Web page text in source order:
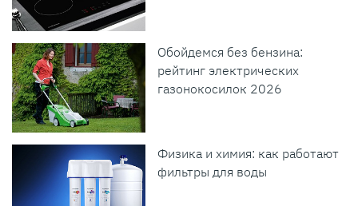
Обойдемся без бензина:
рейтинг электрических
газонокосилок 2026
Физика и химия: как работают
фильтры для воды